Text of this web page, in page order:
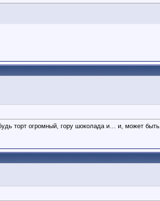
торт огромный, гору шоколада и… и, может